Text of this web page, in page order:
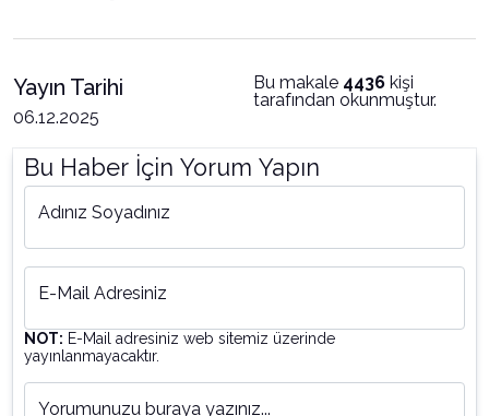
Yayın Tarihi
06.12.2025
Bu makale 4436 kişi
tarafından okunmuştur.
Bu Haber İçin Yorum Yapın
Adınız Soyadınız
E-Mail Adresiniz
NOT: E-Mail adresiniz web sitemiz üzerinde
yayınlanmayacaktır.
Yorumunuzu buraya yazınız...